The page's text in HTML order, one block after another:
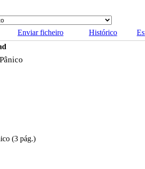
Enviar ficheiro Histórico
(3 pág.)